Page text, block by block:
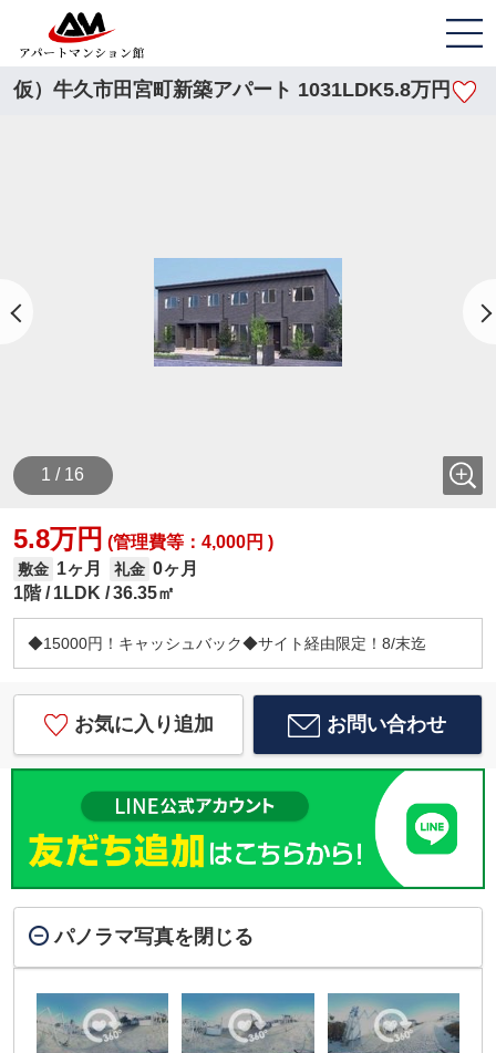
仮）牛久市田宮町新築アパート 1031LDK5.8万円
1 / 16
5.8万円 (管理費等：4,000円 )
敷金 1ヶ月 礼金 0ヶ月
1階
1LDK 36.35㎡
◆15000円！キャッシュバック◆サイト経由限定！8/末迄
お気に入り追加 お問い合わせ
パノラマ写真を閉じる